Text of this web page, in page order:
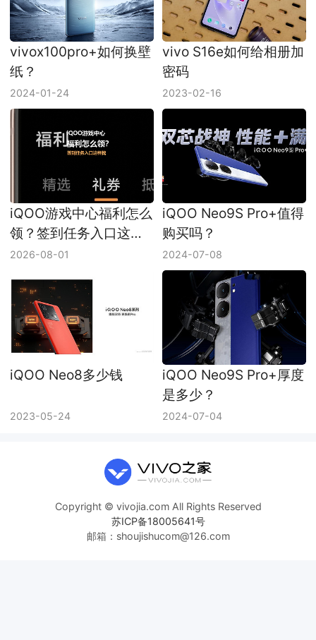
vivox100pro+如何换壁
纸？
2024-01-24
vivo S16e如何给相册加
密码
2023-02-16
iQOO游戏中心福利怎么
领？签到任务入口这样
找
2026-08-01
iQOO Neo9S Pro+值得
购买吗？
2024-07-08
iQOO Neo8多少钱
2023-05-24
iQOO Neo9S Pro+厚度
是多少？
2024-07-04
Copyright © vivojia.com All Rights Reserved
苏ICP备18005641号
邮箱：shoujishucom@126.com